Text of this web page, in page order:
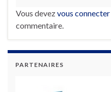
Vous devezvous connecter
commentaire.
PARTENAIRES